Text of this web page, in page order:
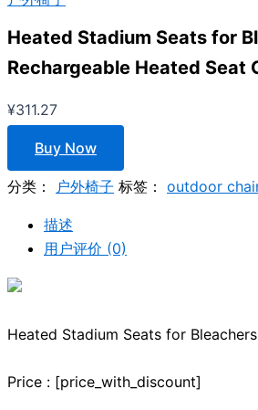
Heated Stadium Seats for
Rechargeable Heated Seat
¥311.27
Buy Now
分类： 户外椅子 标签： outdoor
描述
用户评价 (0)
Heated Stadium Seats for
Price : [price_with_discount]